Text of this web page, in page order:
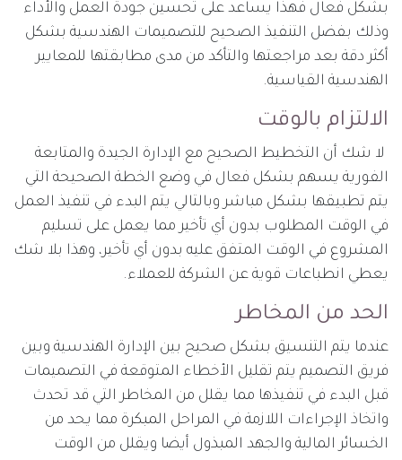
بشكل فعال فهذا يساعد على تحسين جودة العمل والأداء
وذلك بفضل التنفيذ الصحيح للتصميمات الهندسية بشكل
أكثر دقة بعد مراجعتها والتأكد من مدى مطابقتها للمعايير
الهندسية القياسية.
الالتزام بالوقت
لا شك أن التخطيط الصحيح مع الإدارة الجيدة والمتابعة
الفورية يسهم بشكل فعال في وضع الخطة الصحيحة التي
يتم تطبيقها بشكل مباشر وبالتالي يتم البدء في تنفيذ العمل
في الوقت المطلوب بدون أي تأخير مما يعمل على تسليم
المشروع في الوقت المتفق عليه بدون أي تأخير، وهذا بلا شك
يعطي انطباعات قوية عن الشركة للعملاء.
الحد من المخاطر
عندما يتم التنسيق بشكل صحيح بين الإدارة الهندسية وبين
فريق التصميم يتم تقليل الأخطاء المتوقعة في التصميمات
قبل البدء في تنفيذها مما يقلل من المخاطر التي قد تحدث
واتخاذ الإجراءات اللازمة في المراحل المبكرة مما يحد من
الخسائر المالية والجهد المبذول أيضا ويقلل من الوقت